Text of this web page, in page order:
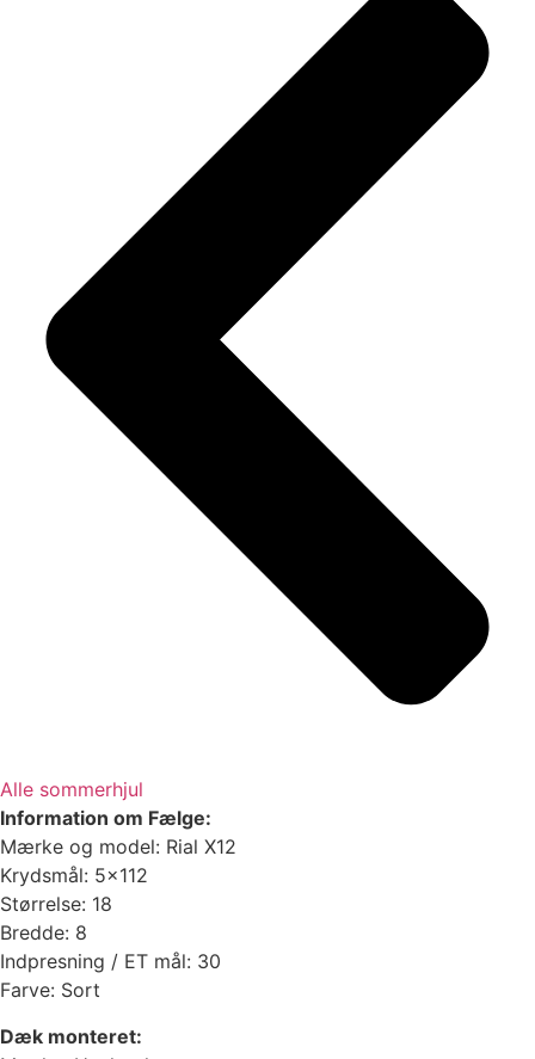
Alle sommerhjul
Information om Fælge:
Mærke og model: Rial X12
Krydsmål: 5×112
Størrelse: 18
Bredde: 8
Indpresning / ET mål: 30
Farve: Sort
Dæk monteret: